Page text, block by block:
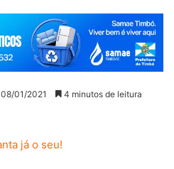
08/01/2021 4 minutos de leitura